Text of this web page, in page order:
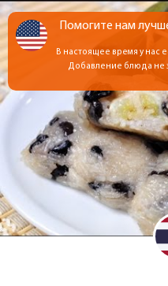
Помогите нам
В настоящее время у нас
Добавление блюда не